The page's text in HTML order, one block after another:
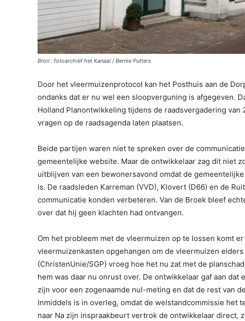
Bron : fotoarchief het Kanaal / Bernie Putters
Door het vleermuizenprotocol kan het Posthuis aan de
ondanks dat er nu wel een sloopverguning is afgegeven.
Holland Planontwikkeling tijdens de raadsvergadering van
vragen op de raadsagenda laten plaatsen.
Beide partijen waren niet te spreken over de
gemeentelijke website. Maar de ontwikkelaar zag dit niet
uitblijven van een bewonersavond omdat de
is. De raadsleden Karreman (VVD), Klovert (D66) en de
communicatie konden verbeteren. Van de Broek bleef
over dat hij geen klachten had ontvangen.
Om het probleem met de vleermuizen op te lossen komt
vleermuizenkasten opgehangen om de vleermuizen
(ChristenUnie/SGP) vroeg hoe het nu zat met de
hem was daar nu onrust over. De ontwikkelaar gaf aan
zijn voor een zogenaamde nul-meting en dat de rest van
Inmiddels is in overleg, omdat de welstandcommissie het
naar Na zijn inspraakbeurt vertrok de ontwikkelaar direct,